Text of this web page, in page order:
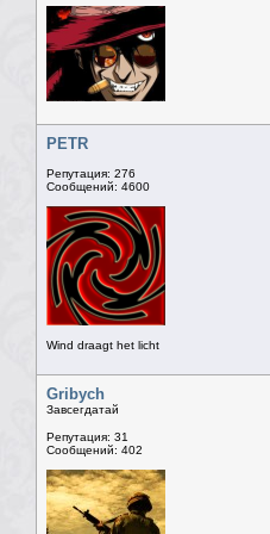
PETR
Репутация: 276
Сообщений: 4600
Wind draagt het licht
Gribych
Завсегдатай
Репутация: 31
Сообщений: 402